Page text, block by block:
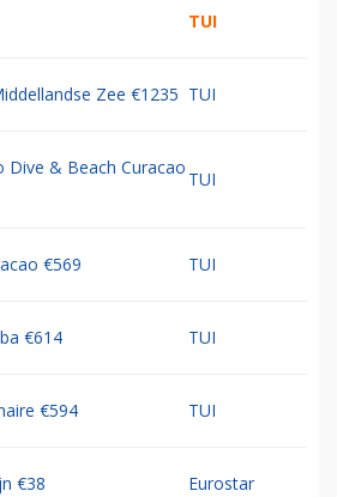
TUI
Zee €1235 TUI
Dive & Beach Curacao
TUI
€569 TUI
€614 TUI
€594 TUI
€38 Eurostar